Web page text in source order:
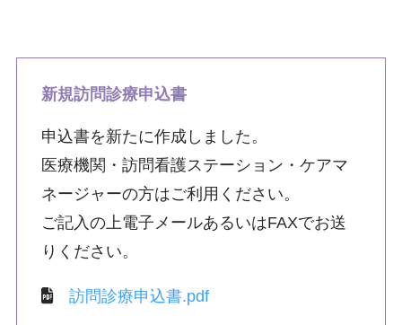
新規訪問診療申込書
申込書を新たに作成しました。
医療機関・訪問看護ステーション・ケアマ
ネージャーの方はご利用ください。
ご記入の上電子メールあるいはFAXでお送
りください。
訪問診療申込書.pdf